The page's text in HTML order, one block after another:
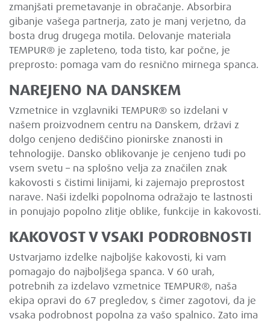
zmanjšati premetavanje in obračanje. Absorbira
gibanje vašega partnerja, zato je manj verjetno, da
bosta drug drugega motila. Delovanje materiala
TEMPUR® je zapleteno, toda tisto, kar počne, je
preprosto: pomaga vam do resnično mirnega spanca.
NAREJENO NA DANSKEM
Vzmetnice in vzglavniki TEMPUR® so izdelani v
našem proizvodnem centru na Danskem, državi z
dolgo cenjeno dediščino pionirske znanosti in
tehnologije. Dansko oblikovanje je cenjeno tudi po
vsem svetu – na splošno velja za značilen znak
kakovosti s čistimi linijami, ki zajemajo preprostost
narave. Naši izdelki popolnoma odražajo te lastnosti
in ponujajo popolno zlitje oblike, funkcije in kakovosti.
KAKOVOST V VSAKI PODROBNOSTI
Ustvarjamo izdelke najboljše kakovosti, ki vam
pomagajo do najboljšega spanca. V 60 urah,
potrebnih za izdelavo vzmetnice TEMPUR®, naša
ekipa opravi do 67 pregledov, s čimer zagotovi, da je
vsaka podrobnost popolna za vašo spalnico. Zato ima